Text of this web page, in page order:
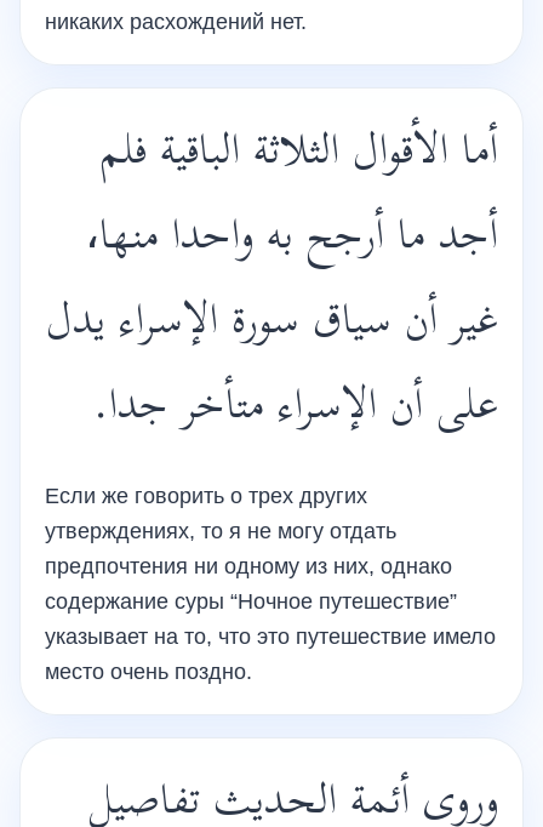
никаких расхождений нет.
أما الأقوال الثلاثة الباقية فلم
أجد ما أرجح به واحدا منها،
غير أن سياق سورة الإسراء يدل
على أن الإسراء متأخر جدا.
Если же говорить о трех других
утверждениях, то я не могу отдать
предпочтения ни одному из них, однако
содержание суры “Ночное путешествие”
указывает на то, что это путешествие имело
место очень поздно.
وروى أئمة الحديث تفاصيل